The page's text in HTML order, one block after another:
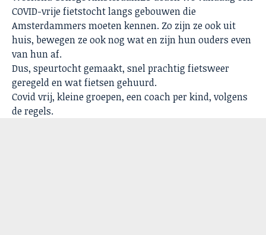
COVID-vrije fietstocht langs gebouwen die
Amsterdammers moeten kennen. Zo zijn ze ook uit
huis, bewegen ze ook nog wat en zijn hun ouders even
van hun af.
Dus, speurtocht gemaakt, snel prachtig fietsweer
geregeld en wat fietsen gehuurd.
Covid vrij, kleine groepen, een coach per kind, volgens
de regels.